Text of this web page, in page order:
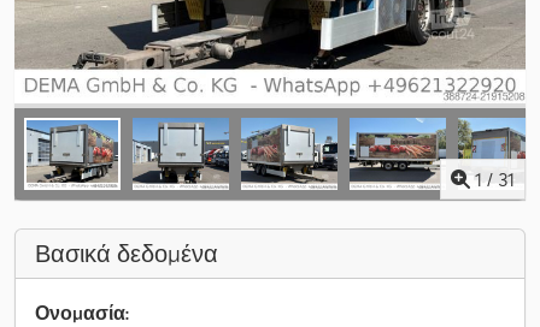
1 /31
Βασικά δεδομένα
Ονομασία: